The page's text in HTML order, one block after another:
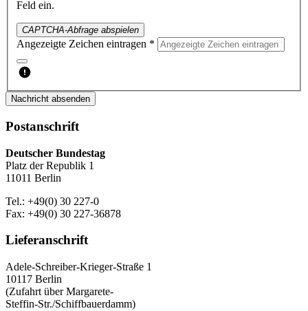
Feld ein.
CAPTCHA-Abfrage abspielen
Angezeigte Zeichen eintragen *
Nachricht absenden
Postanschrift
Deutscher Bundestag
Platz der Republik 1
11011 Berlin
Tel.: +49(0) 30 227-0
Fax: +49(0) 30 227-36878
Lieferanschrift
Adele-Schreiber-Krieger-Straße 1
10117 Berlin
(Zufahrt über Margarete-
Steffin-Str./Schiffbauerdamm)